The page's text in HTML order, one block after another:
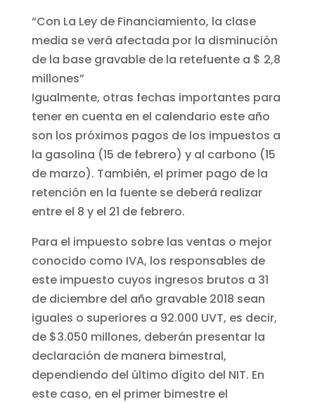
“Con La Ley de Financiamiento, la clase
media se verá afectada por la disminución
de la base gravable de la retefuente a $ 2,8
millones”
Igualmente, otras fechas importantes para
tener en cuenta en el calendario este año
son los próximos pagos de los impuestos a
la gasolina (15 de febrero) y al carbono (15
de marzo). También, el primer pago de la
retención en la fuente se deberá realizar
entre el 8 y el 21 de febrero.
Para el impuesto sobre las ventas o mejor
conocido como IVA, los responsables de
este impuesto cuyos ingresos brutos a 31
de diciembre del año gravable 2018 sean
iguales o superiores a 92.000 UVT, es decir,
de $3.050 millones, deberán presentar la
declaración de manera bimestral,
dependiendo del último dígito del NIT. En
este caso, en el primer bimestre el